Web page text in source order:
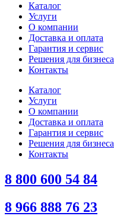
Каталог
Услуги
О компании
Доставка и оплата
Гарантия и сервис
Решения для бизнеса
Контакты
Каталог
Услуги
О компании
Доставка и оплата
Гарантия и сервис
Решения для бизнеса
Контакты
8 800 600 54 84
8 966 888 76 23